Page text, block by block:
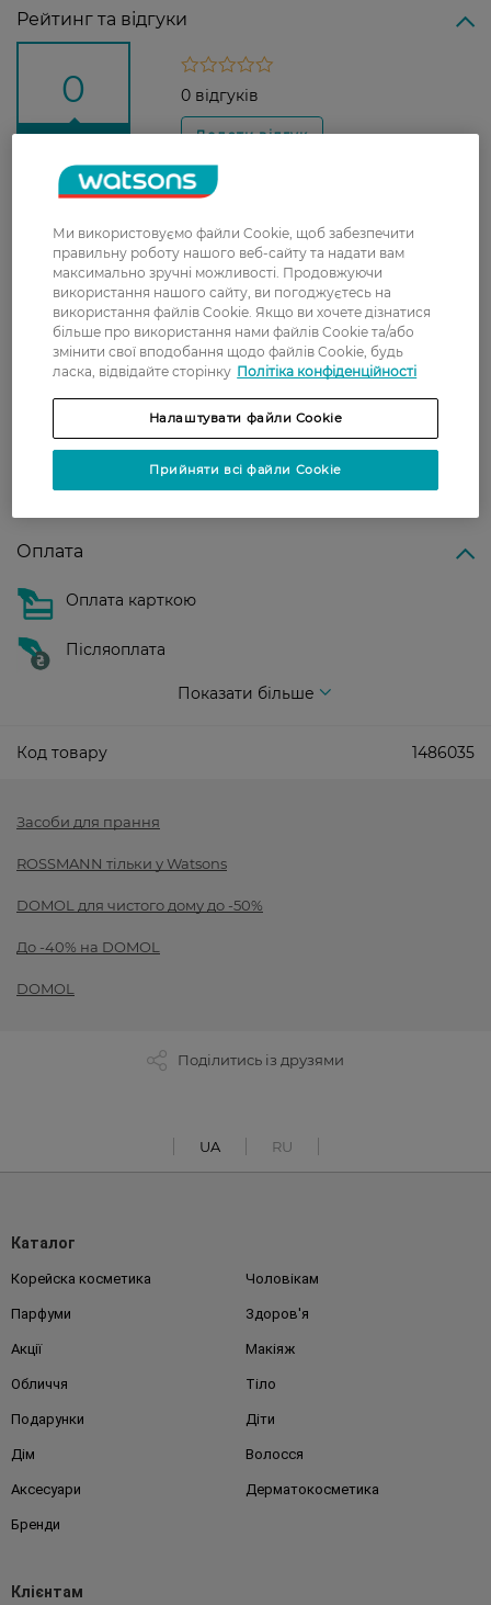
Рейтинг та відгуки
0 0 відгуків
Нова пошта
У відділення Нової пошти - 99 грн,
безкоштовно від 699 грн
Укрпошта
Вартість доставки - 79 грн, безкоштовна
Забрати сьогодні в магазині Watsons
Вартість доставки - 0 грн
Оплата
Оплата карткою
Післяоплата
Показати більше
Код товару 1486035
Засоби для прання
ROSSMANN тільки у Watsons
DOMOL для чистого дому до -50%
До -40% на DOMOL
DOMOL
Поділитись із друзями
UA RU
Каталог
Корейска косметика Чоловікам
Парфуми Здоров'я
Акції Макіяж
Обличчя Тіло
Подарунки Діти
Дім Волосся
Аксесуари Дерматокосметика
Бренди
Клієнтам
Ми використовуємо файли Cookie, щоб забезпечити
правильну роботу нашого веб-сайту та надати вам
максимально зручні можливості. Продовжуючи
використання нашого сайту, ви погоджуєтесь на
використання файлів Cookie. Якщо ви хочете дізнатися
більше про використання нами файлів Cookie та/або
змінити свої вподобання щодо файлів Cookie, будь
ласка, відвідайте сторінку Політіка конфіденційності
Налаштувати файли Cookie
Прийняти всі файли Cookie